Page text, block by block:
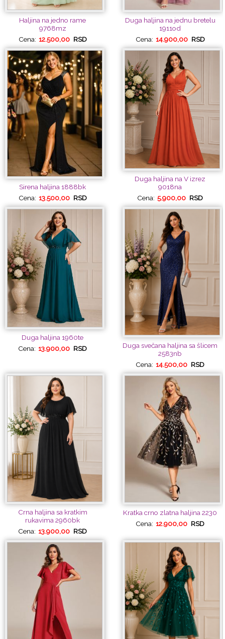
Haljina na jedno rame
9768mz
Cena: 12.500,00 RSD
Duga haljina na jednu bretelu
1911od
Cena: 14.900,00 RSD
Sirena haljina 1888bk
Cena: 13.500,00 RSD
Duga haljina na V izrez
9018na
Cena: 5.900,00 RSD
Duga haljina 1960te
Cena: 13.900,00 RSD
Duga svečana haljina sa šlicem
2583nb
Cena: 14.500,00 RSD
Crna haljina sa kratkim
rukavima 2960bk
Cena: 13.900,00 RSD
Kratka crno zlatna haljina 2230
Cena: 12.900,00 RSD